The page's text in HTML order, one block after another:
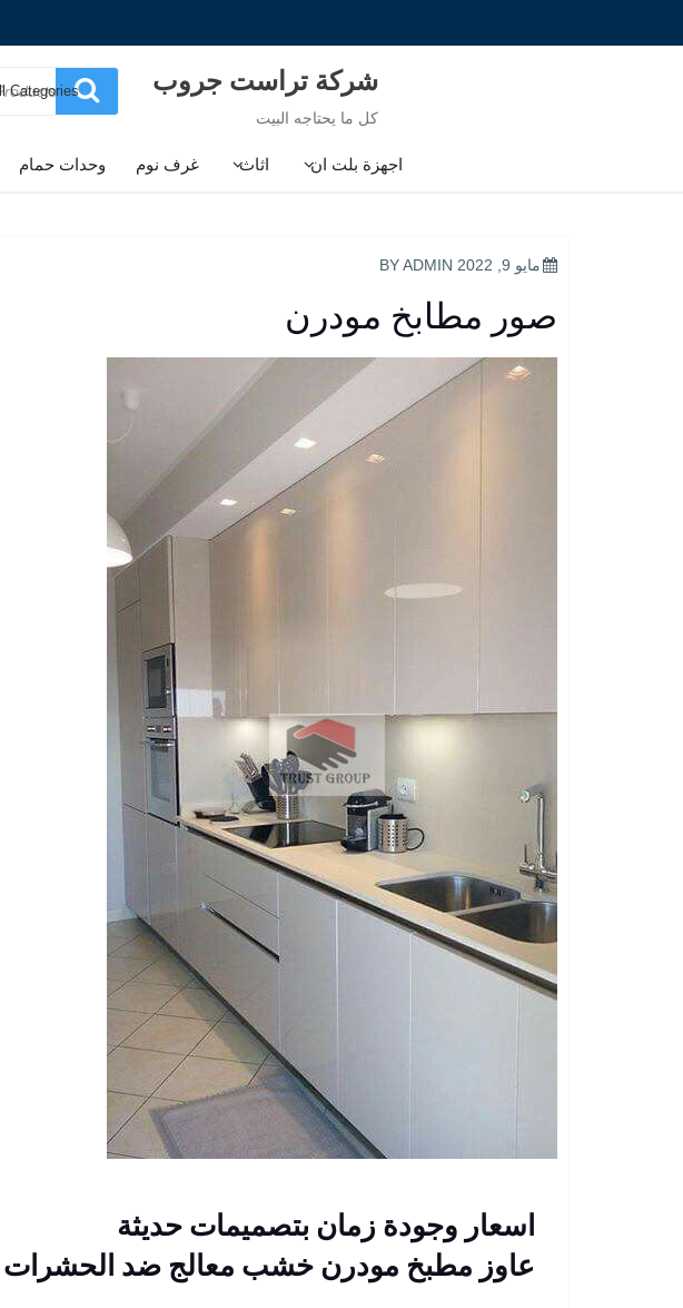
شركة تراست جروب
كل ما يحتاجه البيت
Search
for
اجهزة بلت ان اثاث غرف نوم وحدات حمام
POSTED
مايو 9, 2022 ADMIN
صور مطابخ مودرن
اسعار وجودة زمان بتصميمات حديثة
عاوز مطبخ مودرن خشب معالج ضد الحشرات